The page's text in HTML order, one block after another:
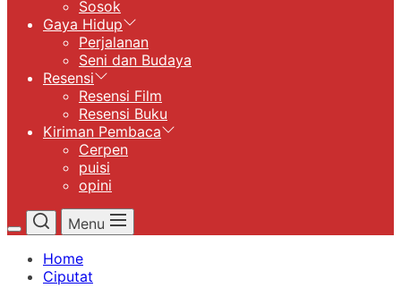
Sosok
Gaya Hidup
Perjalanan
Seni dan Budaya
Resensi
Resensi Film
Resensi Buku
Kiriman Pembaca
Cerpen
puisi
opini
Menu
Home
Ciputat